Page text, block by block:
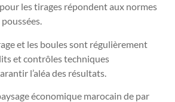
les tirages répondent aux normes
et les boules sont régulièrement
et contrôles techniques
l’aléa des résultats.
économique marocain de par